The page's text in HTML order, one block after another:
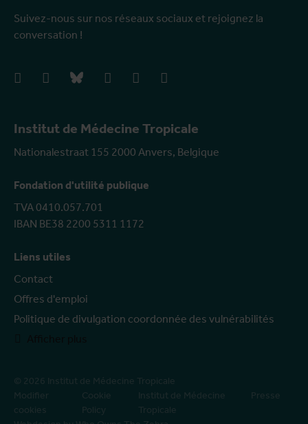
Institut de Médecine Tropicale
Nationalestraat 155 2000 Anvers, Belgique
Fondation d'utilité publique
TVA 0410.057.701
IBAN BE38 2200 5311 1172
Liens utiles
Contact
Offres d'emploi
Politique de divulgation coordonnée des vulnérabilités
Suivez-nous sur nos réseaux sociaux et rejoignez la
conversation !
facebookinstagrambluesky linkedIn youtube
© 2026 Institut de Médecine Tropicale
Modifier
cookies
Cookie
Policy
Institut de Médecine
Tropicale
Presse